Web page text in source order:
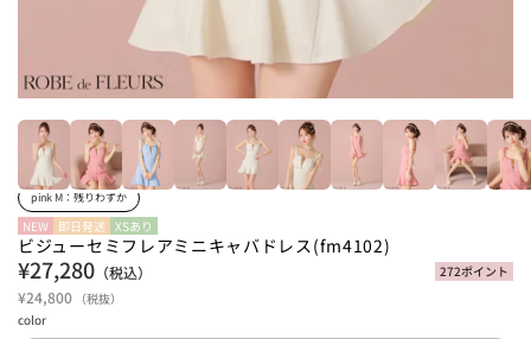
pink M： 残りわずか
NEW 即日発送 XSあり
ビジューセミフレアミニキャバドレス(fm4102)
¥27,280 （税込）
¥24,800 （税抜）
272ポイント
color